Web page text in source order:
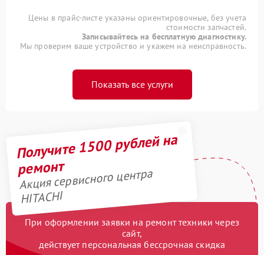
Цены в прайс-листе указаны ориентировочные, без учета
стоимости запчастей.
Записывайтесь на бесплатную диагностику.
Мы проверим ваше устройство и укажем на неисправность.
Показать все услуги
Получите 1500 рублей на
ремонт
Акция сервисного центра
HITACHI
При оформлении заявки на ремонт техники через
сайт,
действует персональная бессрочная скидка